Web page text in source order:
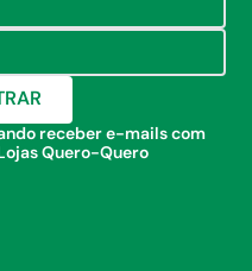
receber e-mails com
Quero-Quero